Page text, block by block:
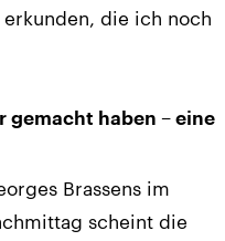
die ich noch
gemacht haben – eine
Brassens im
scheint die